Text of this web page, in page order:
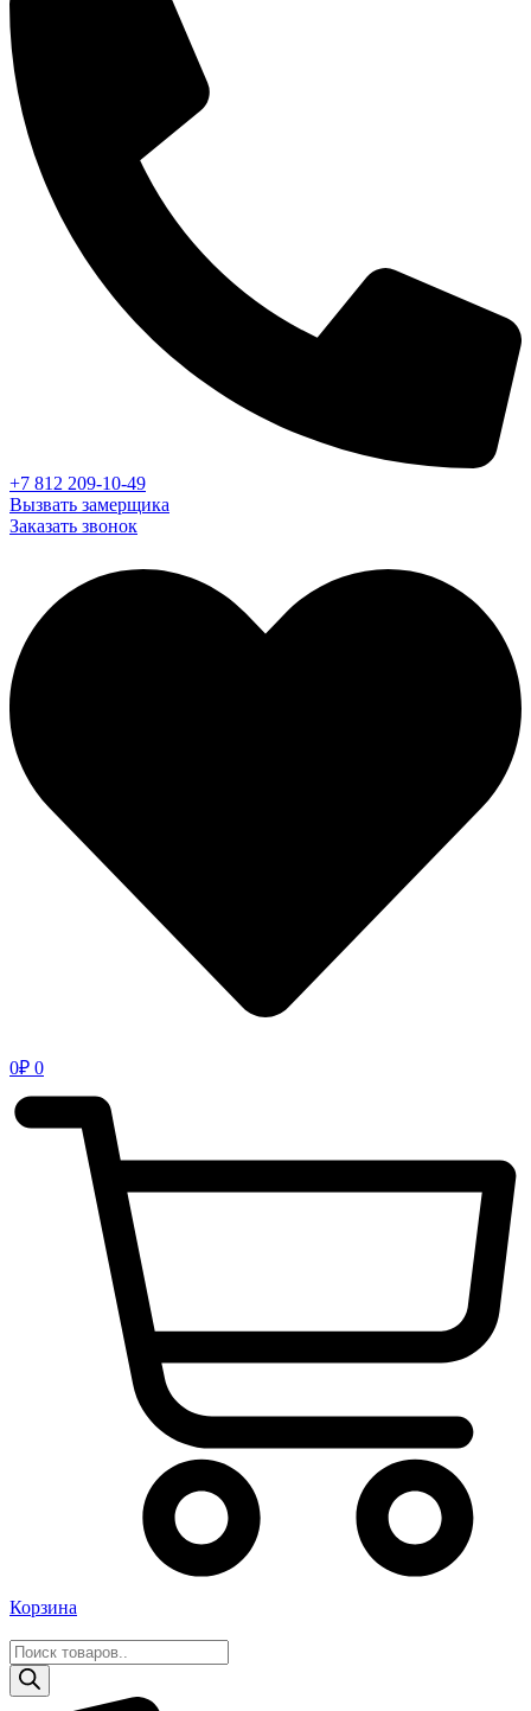
+7 812 209-10-49
Вызвать замерщика
Заказать звонок
0₽ 0
Корзина
Поиск
товаров